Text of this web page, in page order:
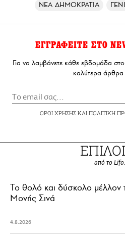
ΝΕΑ ΔΗΜΟΚΡΑΤΙΑ
ΕΓΓΡΑΦΕΙΤΕ ΣΤΟ
Για να λαμβάνετε κάθε εβδομάδα
καλύτερα άρθρα
ΟΡΟΙ ΧΡΗΣΗΣΚΑΙ ΠΟΛΙΤΙΚΗ
από το
Το θολό και δύσκολο μέλλον
Μονής Σινά
4.8.2026